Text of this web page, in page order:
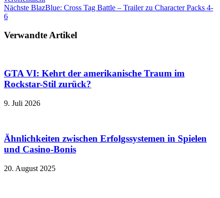
Nächste BlazBlue: Cross Tag Battle – Trailer zu Character Packs 4-
6
Verwandte Artikel
GTA VI: Kehrt der amerikanische Traum im
Rockstar-Stil zurück?
9. Juli 2026
Ähnlichkeiten zwischen Erfolgssystemen in Spielen
und Casino‑Bonis
20. August 2025